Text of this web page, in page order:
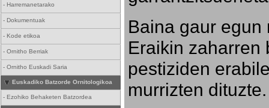
- Harremanetarako
- Dokumentuak
- Kode etikoa
- Ornitho Berriak
- Ornitho Euskadi Saria
Euskadiko Batzorde Ornitologikoa
- Ezohiko Behaketen Batzordea
Baina gaur egun
Eraikin zaharren
pestiziden
murrizten dituzte.